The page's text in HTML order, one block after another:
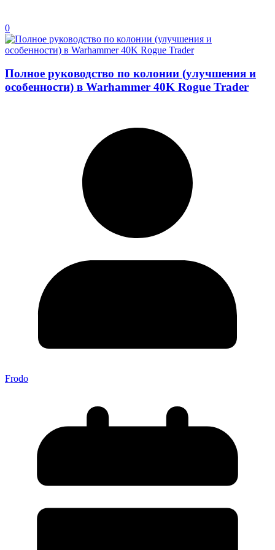
0
Полное руководство по колонии (улучшения и
особенности) в Warhammer 40K Rogue Trader
Frodo